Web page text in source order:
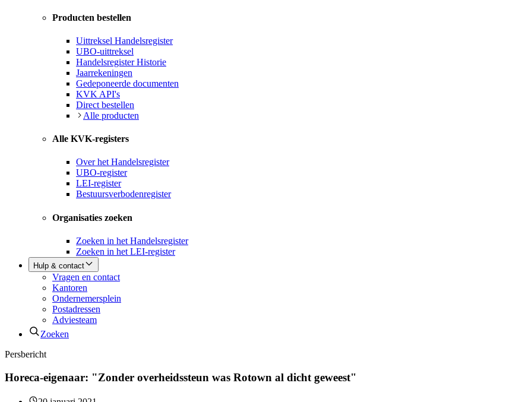
Producten bestellen
Uittreksel Handelsregister
UBO-uittreksel
Handelsregister Historie
Jaarrekeningen
Gedeponeerde documenten
KVK API's
Direct bestellen
Alle producten
Alle KVK-registers
Over het Handelsregister
UBO-register
LEI-register
Bestuursverbodenregister
Organisaties zoeken
Zoeken in het Handelsregister
Zoeken in het LEI-register
Hulp & contact
Vragen en contact
Kantoren
Ondernemersplein
Postadressen
Adviesteam
Zoeken
Persbericht
Horeca-eigenaar: "Zonder overheidssteun was Rotown al dicht geweest"